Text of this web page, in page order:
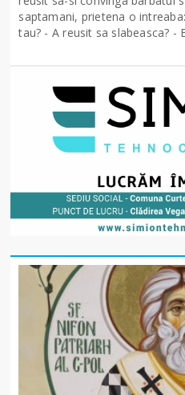
saptamani, prietena o
tau? - A reusit sa slabeasca? -